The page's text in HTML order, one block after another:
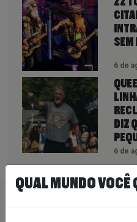
SEM
6 de
DIZ
6 de
PEÇA SUA
QUAL MUNDO VOCÊ